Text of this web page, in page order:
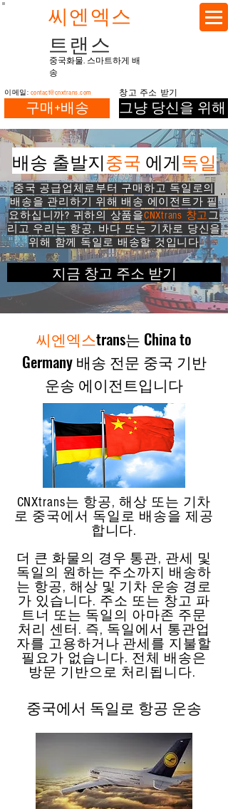
씨엔엑스
트랜스
중국화물. 스마트하게 배
송
이메일: contact@cnxtrans.com
구매+배송
창고 주소 받기
그냥 당신을 위해
배송 출발지중국 에게독일
중국 공급업체로부터 구매하고 독일로의
배송을 관리하기 위해 배송 에이전트가 필
요하십니까? 귀하의 상품을CNXtrans 창고그
리고 우리는 항공, 바다 또는 기차로 당신을
위해 함께 독일로 배송할 것입니다
지금 창고 주소 받기
씨엔엑스trans는 China to
Germany 배송 전문 중국 기반
운송 에이전트입니다
CNXtrans는 항공, 해상 또는 기차
로 중국에서 독일로 배송을 제공
합니다.
더 큰 화물의 경우 통관, 관세 및
독일의 원하는 주소까지 배송하
는 항공, 해상 및 기차 운송 경로
가 있습니다. 주소 또는 창고 파
트너 또는 독일의 아마존 주문
처리 센터. 즉, 독일에서 통관업
자를 고용하거나 관세를 지불할
필요가 없습니다. 전체 배송은
방문 기반으로 처리됩니다.
중국에서 독일로 항공 운송